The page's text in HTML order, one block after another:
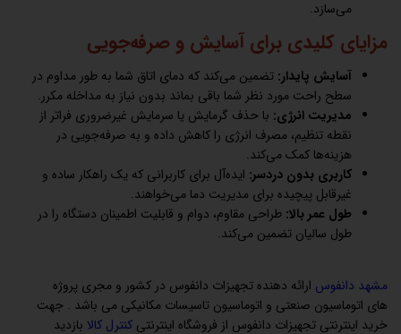
می‌سازد.
مزایای کلیدی برای آسایش و صرفه‌جویی
آسایش پایدار: تضمین می‌کند که دمای اتاق شما به طور مداوم در
سطح راحت مورد نظر شما باقی بماند بدون نیاز به مداخله مکرر.
مدیریت انرژی: با حذف گرمایش یا سرمایش غیرضروری فراتر از
نقطه تنظیم، مصرف انرژی را کاهش داده و به صرفه‌جویی در
هزینه‌ها کمک می‌کند.
کاربری بدون دردسر: ایده‌آل برای کاربرانی که یک راهکار ساده و
غیرقابل پیچیده برای مدیریت دما می‌خواهند.
طول عمر بالا: طراحی مقاوم، دوام و قابلیت اطمینان دستگاه را در
طول سالیان تضمین می‌کند.
مشهد دانفوس ارائه دهنده تجهیزات دانفوس در کشور و مجری پروژه
های اتوماسیون صنعتی و اتوماسیون تاسیسات مکانیکی می باشد . جهت
خرید اینترنتی تجهیزات دانفوس از فروشگاه اینترنتی کنترل کالا بازدید